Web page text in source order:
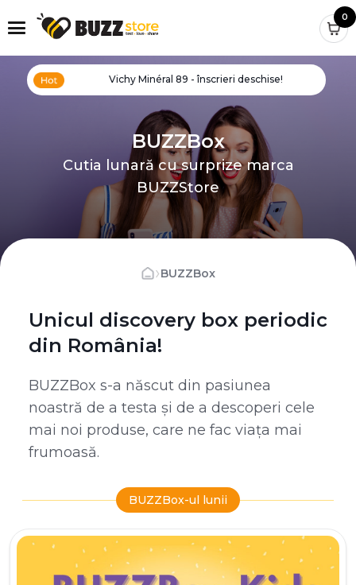
0
Vichy Minéral 89 - înscrieri deschise!
BUZZBox
Cutia lunară cu surprize marca
BUZZStore
›BUZZBox
Unicul discovery box periodic
din România!
BUZZBox s-a născut din pasiunea
noastră de a testa și de a descoperi cele
mai noi produse, care ne fac viața mai
frumoasă.
BUZZBox-ul lunii